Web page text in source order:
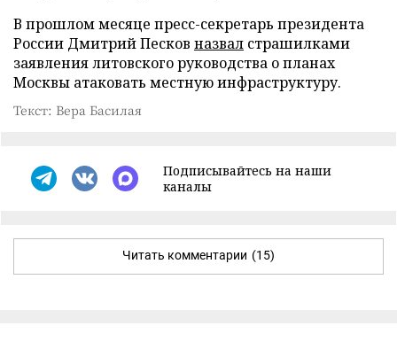
В прошлом месяце пресс-секретарь президента
России Дмитрий Песков назвал страшилками
заявления литовского руководства о планах
Москвы атаковать местную инфраструктуру.
Текст: Вера Басилая
Подписывайтесь на наши
каналы
Читать комментарии (15)